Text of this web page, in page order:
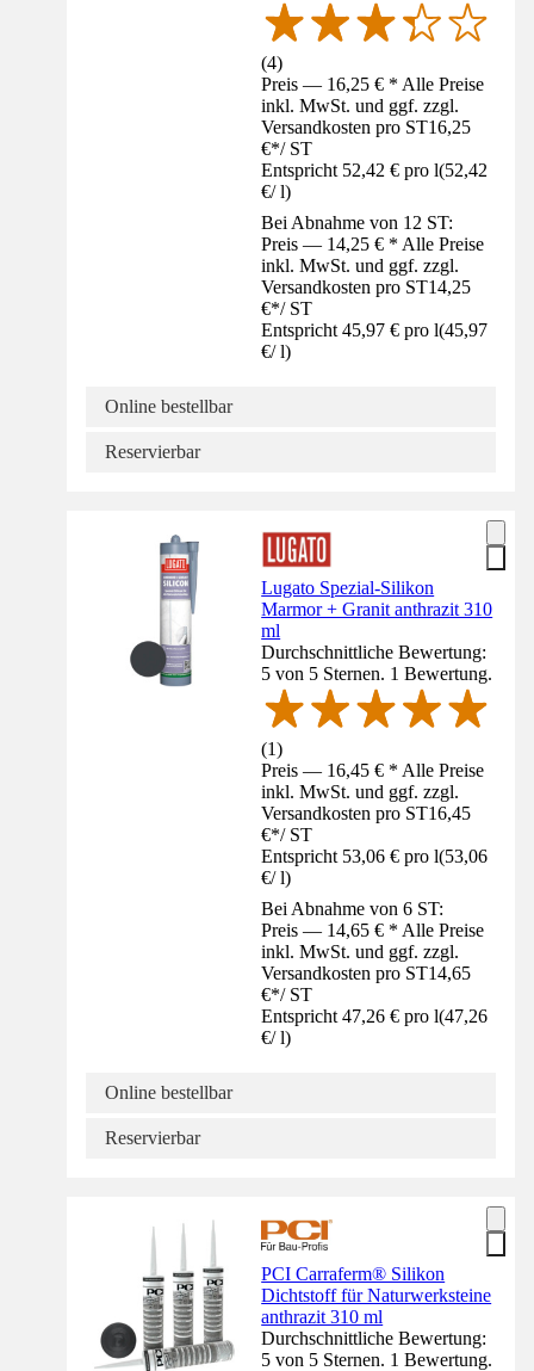
(4)
Preis — 16,25 € * Alle Preise
inkl. MwSt. und ggf. zzgl.
Versandkosten pro ST16,25
€*/ ST
Entspricht 52,42 € pro l(52,42
€/ l)
Bei Abnahme von 12 ST:
Preis — 14,25 € * Alle Preise
inkl. MwSt. und ggf. zzgl.
Versandkosten pro ST14,25
€*/ ST
Entspricht 45,97 € pro l(45,97
€/ l)
Online bestellbar
Reservierbar
Lugato Spezial-Silikon
Marmor + Granit anthrazit 310
ml
Durchschnittliche Bewertung:
5 von 5 Sternen. 1 Bewertung.
(1)
Preis — 16,45 € * Alle Preise
inkl. MwSt. und ggf. zzgl.
Versandkosten pro ST16,45
€*/ ST
Entspricht 53,06 € pro l(53,06
€/ l)
Bei Abnahme von 6 ST:
Preis — 14,65 € * Alle Preise
inkl. MwSt. und ggf. zzgl.
Versandkosten pro ST14,65
€*/ ST
Entspricht 47,26 € pro l(47,26
€/ l)
Online bestellbar
Reservierbar
PCI Carraferm® Silikon
Dichtstoff für Naturwerksteine
anthrazit 310 ml
Durchschnittliche Bewertung:
5 von 5 Sternen. 1 Bewertung.